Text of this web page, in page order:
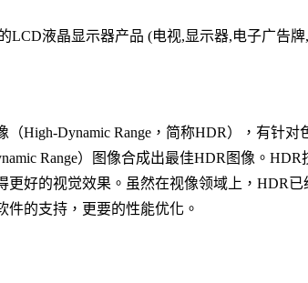
LCD液晶显示器产品 (电视,显示器,电子广告牌,
（High-Dynamic Range ，简称HDR），有针对
Range）图像合成出最佳HDR 图像。 HDR
更好的视觉效果。虽然在视像领域上， HDR已
件的支持，更要的性能优化。